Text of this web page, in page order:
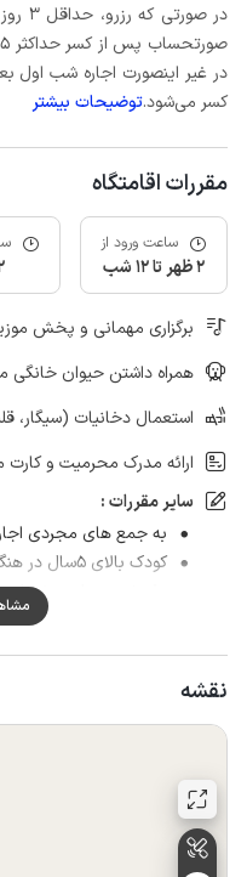
در
کسر می‌شود.توضیحات بیشتر
مقررات اقامتگاه
ساعت ورود از
2 ظهر تا 12 شب
برگزاری مهمانی و پخش
همراه داشتن حیوان خانگی
استعمال دخانیات (سیگار،
ارائه مدرک محرمیت و کارت
سایر مقررات :
به جمع های مجردی
کودک بالای
پذیرش مهمان بیش از
نقشه